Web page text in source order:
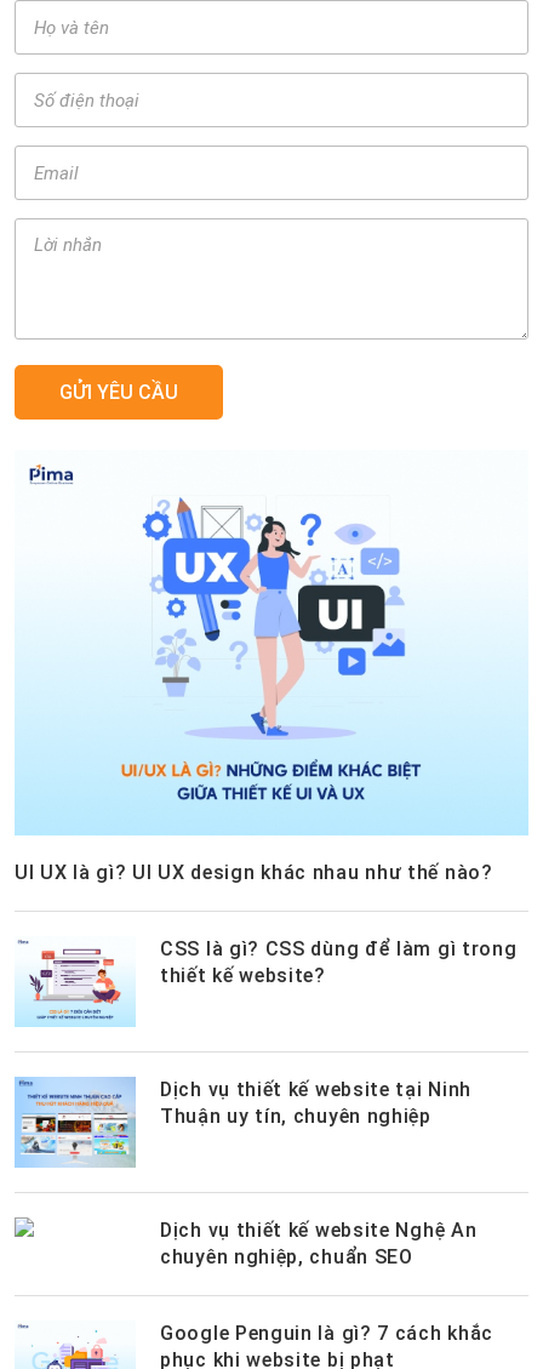
UI UX là gì? UI UX design khác nhau như thế nào?
CSS là gì? CSS dùng để làm gì trong
thiết kế website?
Dịch vụ thiết kế website tại Ninh
Thuận uy tín, chuyên nghiệp
Dịch vụ thiết kế website Nghệ An
chuyên nghiệp, chuẩn SEO
Google Penguin là gì? 7 cách khắc
phục khi website bị phạt